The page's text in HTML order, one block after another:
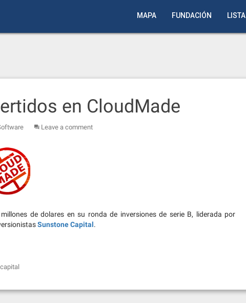
MAPA FUNDACIÓN LISTA
en CloudMade
Leave a comment
de dolares en su ronda de inversiones de serie B, liderada por
Sunstone Capital.